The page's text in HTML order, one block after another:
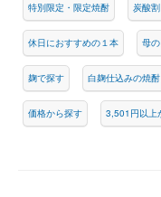
特別限定・限定焼酎 炭酸
休日におすすめの１本 母
麹で探す 白麹仕込みの焼酎
価格から探す 3,501円以上